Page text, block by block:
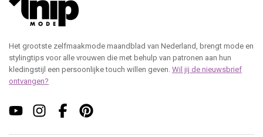
Het grootste zelfmaakmode maandblad van Nederland, brengt mode en
stylingtips voor alle vrouwen die met behulp van patronen aan hun
kledingstijl een persoonlijke touch willen geven. Wil jij de nieuwsbrief
ontvangen?